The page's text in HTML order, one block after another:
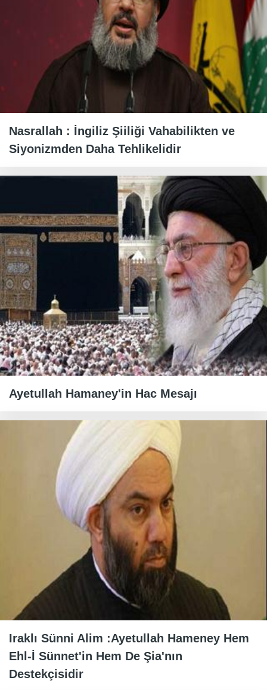
Nasrallah : İngiliz Şiiliği Vahabilikten ve
Siyonizmden Daha Tehlikelidir
Ayetullah Hamaney'in Hac Mesajı
Iraklı Sünni Alim :Ayetullah Hameney Hem
Ehl-İ Sünnet'in Hem De Şia'nın
Destekçisidir